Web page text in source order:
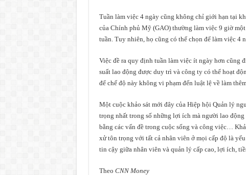
Tuần làm việc 4 ngày cũng không chỉ giới hạn tại
của Chính phủ Mỹ (GAO) thường làm việc 9 giờ
tuần. Tuy nhiên, họ cũng có thể chọn để làm việc 4
Việc đề ra quy định tuần làm việc ít ngày hơn cũng
suất lao động được duy trì và công ty có thể hoạt
để chế độ này không vi phạm đến luật lệ về làm
Một cuộc khảo sát mới đây của Hiệp hội Quản lý
trọng nhất trong số những lợi ích mà người lao
bằng các vấn đề trong cuộc sống và công việc…
xử tôn trọng với tất cả nhân viên ở mọi cấp độ là
tin cậy giữa nhân viên và quản lý cấp cao, lợi ích,
Theo CNN Money